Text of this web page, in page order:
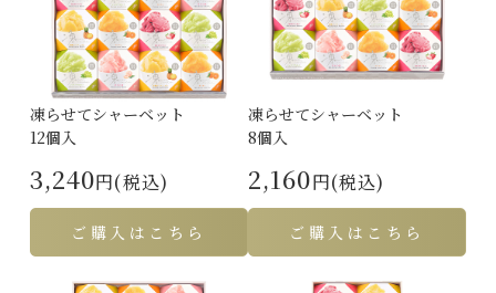
凍らせてシャーベット
12個入
3,240円(税込)
ご購入はこちら
凍らせてシャーベット
8個入
2,160円(税込)
ご購入はこちら